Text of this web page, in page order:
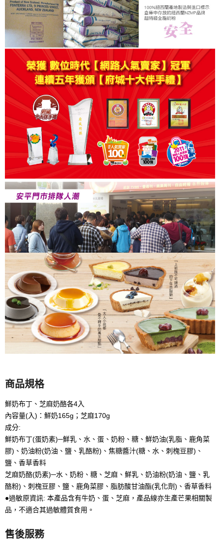
商品規格
鮮奶布丁、芝麻奶酪各4入
內容量(入)：鮮奶165g；芝麻170g
成分:
鮮奶布丁(蛋奶素)─鮮乳、水、蛋、奶粉、糖、鮮奶油(乳脂、鹿角菜
膠)、奶油粉(奶油、鹽、乳酪粉)、焦糖醬汁(糖、水、刺槐豆膠)、
鹽、香草香料
芝麻奶酪(奶素)─水、奶粉、糖、芝麻、鮮乳、奶油粉(奶油、鹽、乳
酪粉)、刺槐豆膠、鹽、鹿角菜膠、脂肪酸甘油酯(乳化劑)、香草香料
●過敏原資訊: 本產品含有牛奶、蛋、芝麻，產品線亦生產芒果相關製
品，不適合其過敏體質食用。
售後服務